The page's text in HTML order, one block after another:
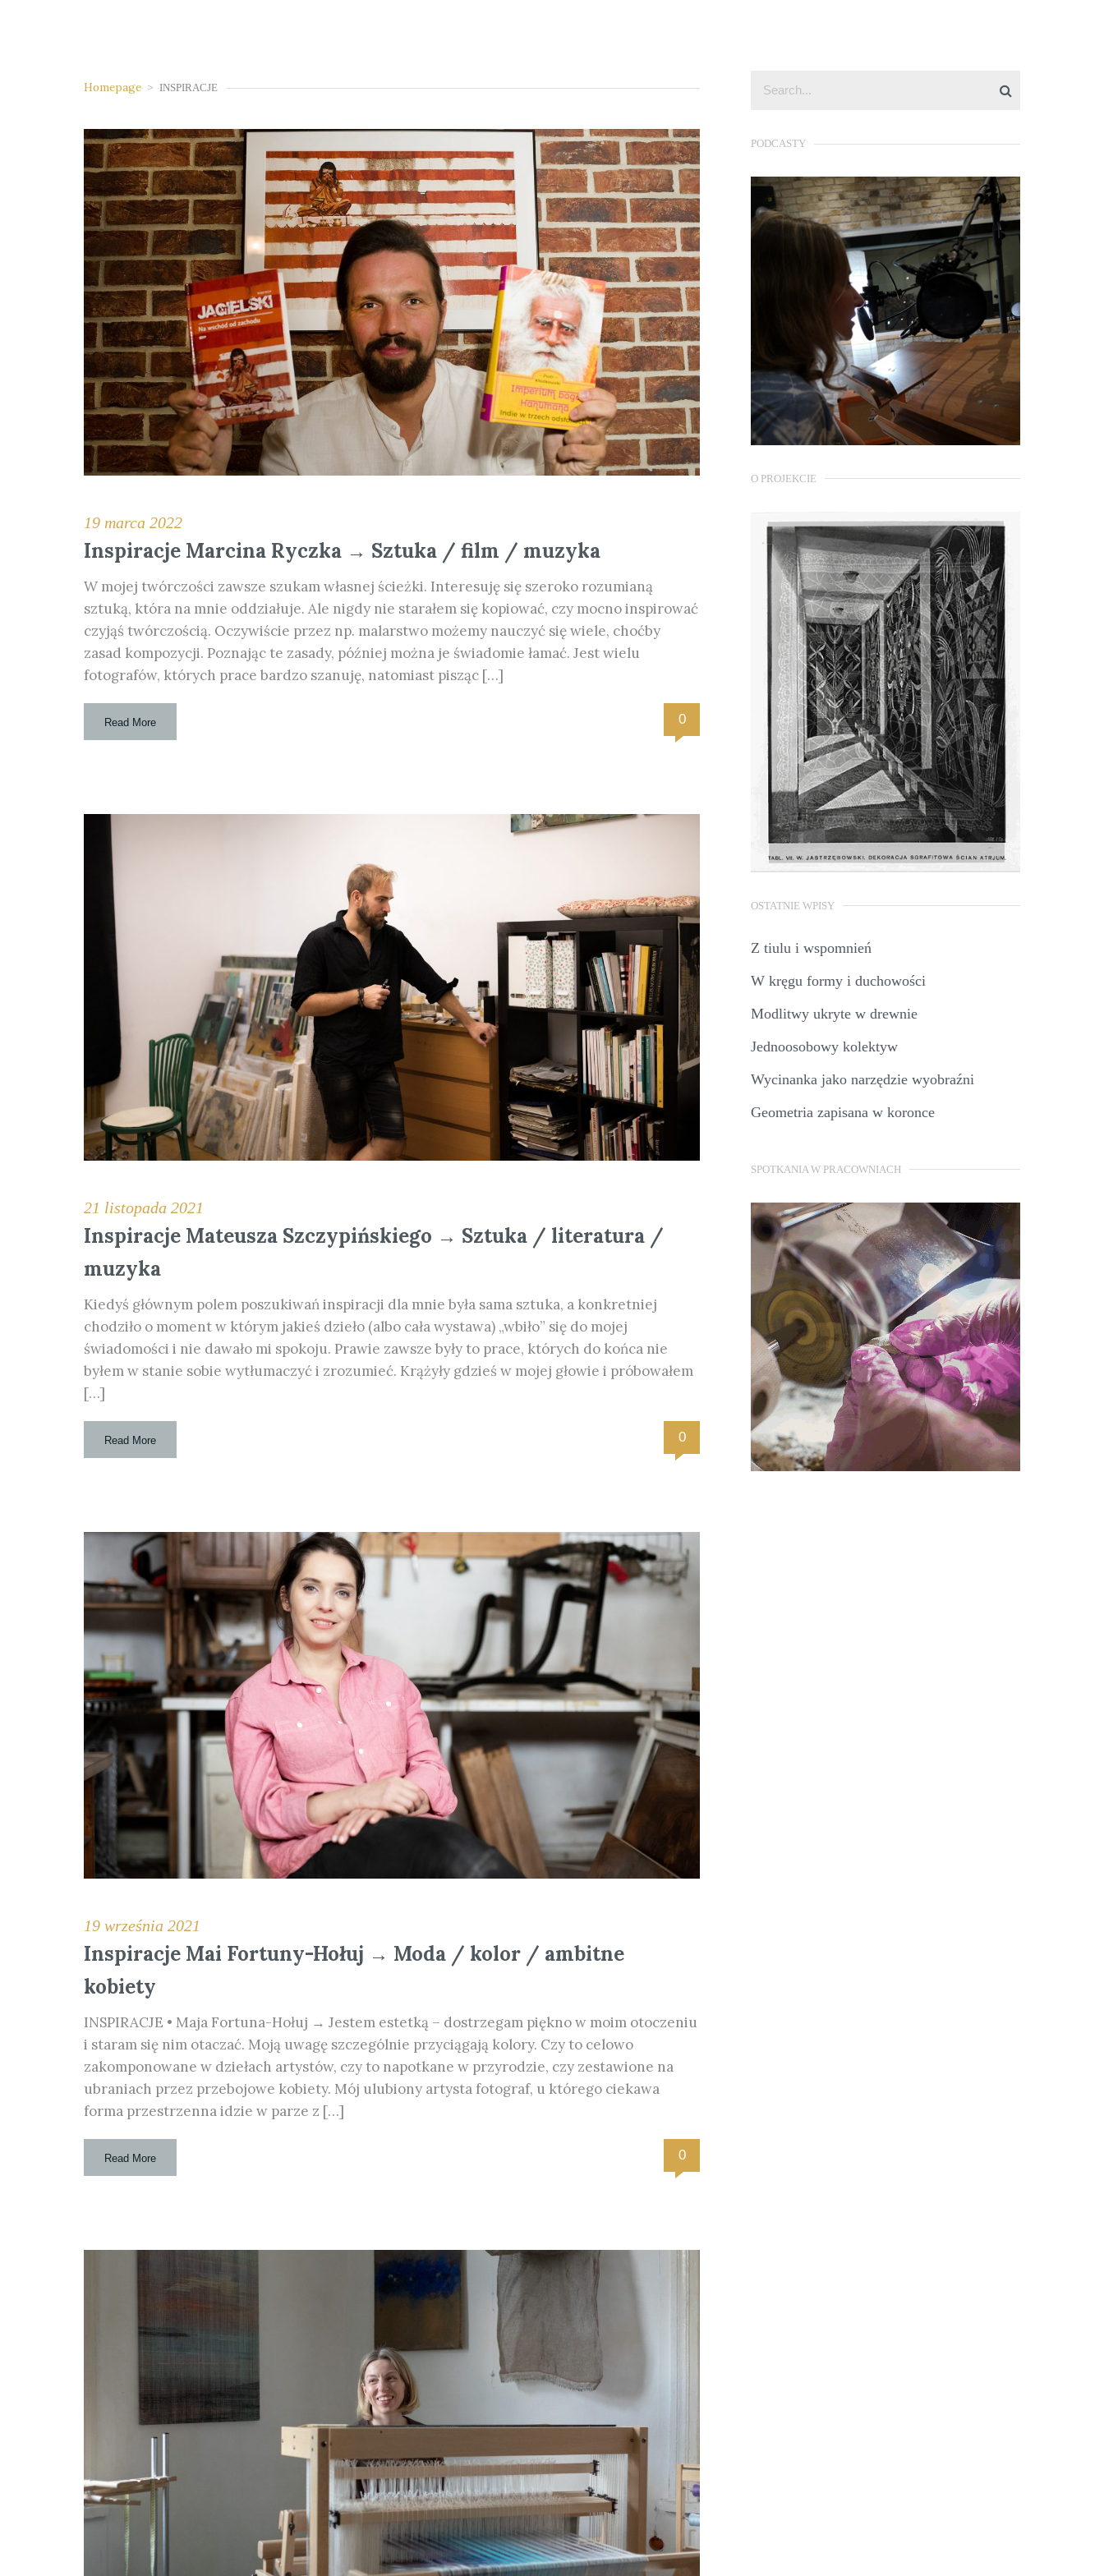
Homepage > INSPIRACJE
19 marca 2022
Inspiracje Marcina Ryczka → Sztuka / film / muzyka
W mojej twórczości zawsze szukam własnej ścieżki. Interesuję się szeroko rozumianą
sztuką, która na mnie oddziałuje. Ale nigdy nie starałem się kopiować, czy mocno inspirować
czyjąś twórczością. Oczywiście przez np. malarstwo możemy nauczyć się wiele, choćby
zasad kompozycji. Poznając te zasady, później można je świadomie łamać. Jest wielu
fotografów, których prace bardzo szanuję, natomiast pisząc […]
Read More 0
21 listopada 2021
Inspiracje Mateusza Szczypińskiego → Sztuka / literatura /
muzyka
Kiedyś głównym polem poszukiwań inspiracji dla mnie była sama sztuka, a konkretniej
chodziło o moment w którym jakieś dzieło (albo cała wystawa) „wbiło” się do mojej
świadomości i nie dawało mi spokoju. Prawie zawsze były to prace, których do końca nie
byłem w stanie sobie wytłumaczyć i zrozumieć. Krążyły gdzieś w mojej głowie i próbowałem
[…]
Read More 0
19 września 2021
Inspiracje Mai Fortuny-Hołuj → Moda / kolor / ambitne
kobiety
INSPIRACJE • Maja Fortuna-Hołuj → Jestem estetką – dostrzegam piękno w moim otoczeniu
i staram się nim otaczać. Moją uwagę szczególnie przyciągają kolory. Czy to celowo
zakomponowane w dziełach artystów, czy to napotkane w przyrodzie, czy zestawione na
ubraniach przez przebojowe kobiety. Mój ulubiony artysta fotograf, u którego ciekawa
forma przestrzenna idzie w parze z […]
Read More 0
PODCASTY
O PROJEKCIE
OSTATNIE WPISY
Z tiulu i wspomnień
W kręgu formy i duchowości
Modlitwy ukryte w drewnie
Jednoosobowy kolektyw
Wycinanka jako narzędzie wyobraźni
Geometria zapisana w koronce
SPOTKANIA W PRACOWNIACH